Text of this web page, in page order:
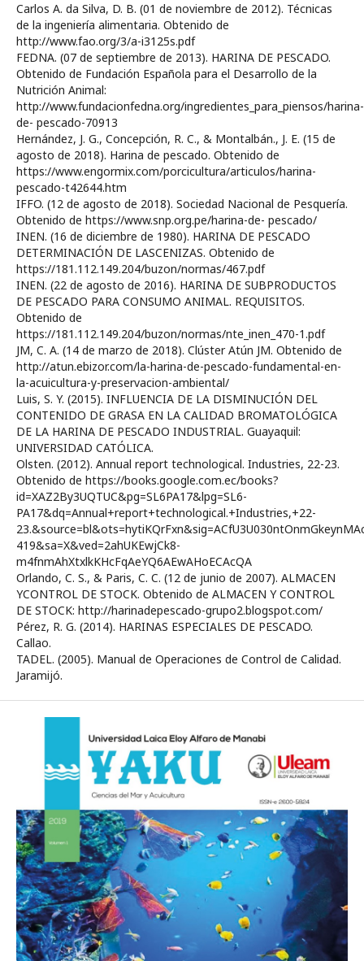
Carlos A. da Silva, D. B. (01 de noviembre de 2012). Técnicas
de la ingeniería alimentaria. Obtenido de
http://www.fao.org/3/a-i3125s.pdf
FEDNA. (07 de septiembre de 2013). HARINA DE PESCADO.
Obtenido de Fundación Española para el Desarrollo de la
Nutrición Animal:
http://www.fundacionfedna.org/ingredientes_para_piensos/harina-
de- pescado-70913
Hernández, J. G., Concepción, R. C., & Montalbán., J. E. (15 de
agosto de 2018). Harina de pescado. Obtenido de
https://www.engormix.com/porcicultura/articulos/harina-
pescado-t42644.htm
IFFO. (12 de agosto de 2018). Sociedad Nacional de Pesquería.
Obtenido de https://www.snp.org.pe/harina-de- pescado/
INEN. (16 de diciembre de 1980). HARINA DE PESCADO
DETERMINACIÓN DE LASCENIZAS. Obtenido de
https://181.112.149.204/buzon/normas/467.pdf
INEN. (22 de agosto de 2016). HARINA DE SUBPRODUCTOS
DE PESCADO PARA CONSUMO ANIMAL. REQUISITOS.
Obtenido de
https://181.112.149.204/buzon/normas/nte_inen_470-1.pdf
JM, C. A. (14 de marzo de 2018). Clúster Atún JM. Obtenido de
http://atun.ebizor.com/la-harina-de-pescado-fundamental-en-
la-acuicultura-y-preservacion-ambiental/
Luis, S. Y. (2015). INFLUENCIA DE LA DISMINUCIÓN DEL
CONTENIDO DE GRASA EN LA CALIDAD BROMATOLÓGICA
DE LA HARINA DE PESCADO INDUSTRIAL. Guayaquil:
UNIVERSIDAD CATÓLICA.
Olsten. (2012). Annual report technological. Industries, 22-23.
Obtenido de https://books.google.com.ec/books?
id=XAZ2By3UQTUC&pg=SL6PA17&lpg=SL6-
PA17&dq=Annual+report+technological.+Industries,+22-
419&sa=X&ved=2ahUKEwjCk8-
m4fnmAhXtxlkKHcFqAeYQ6AEwAHoECAcQA
Orlando, C. S., & Paris, C. C. (12 de junio de 2007). ALMACEN
YCONTROL DE STOCK. Obtenido de ALMACEN Y CONTROL
DE STOCK: http://harinadepescado-grupo2.blogspot.com/
Pérez, R. G. (2014). HARINAS ESPECIALES DE PESCADO.
Callao.
TADEL. (2005). Manual de Operaciones de Control de Calidad.
Jaramijó.